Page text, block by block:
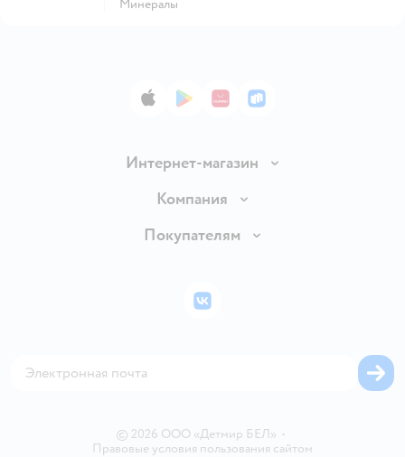
Минералы
App StoreGoogle Play
AppGallery
RuStore
Интернет-магазин
Доставка и оплата
Правила продажи
Политика использования файлов cookie
Компания
Вакансии
Покупателям
Бонусные карты
© 2026 ООО «Детмир БЕЛ» •
Правовые условия пользования сайтом
ВКонтакте